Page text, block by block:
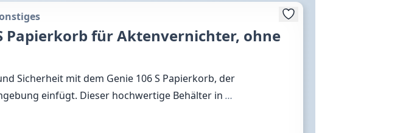
S Papierkorb für Aktenvernichter, ohne
Sicherheit mit dem Genie 106 S Papierkorb, der
einfügt. Dieser hochwertige Behälter in …